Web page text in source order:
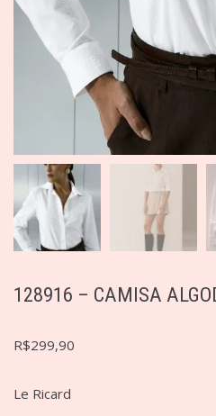
128916 – CAMISA
R$299,90
Le Ricard